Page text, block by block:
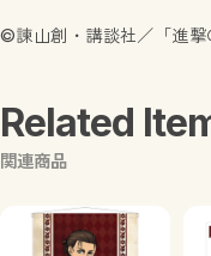
©諫山創・講談社／「進
Related
関連商品